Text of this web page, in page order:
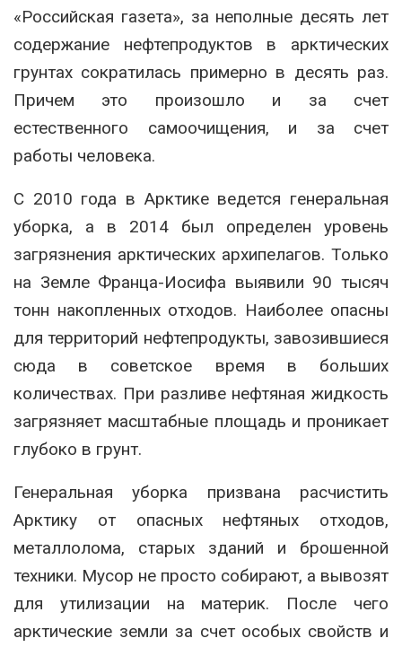
«Российская газета», за неполные десять лет
содержание нефтепродуктов в арктических
грунтах сократилась примерно в десять раз.
Причем это произошло и за счет
естественного самоочищения, и за счет
работы человека.
С 2010 года в Арктике ведется генеральная
уборка, а в 2014 был определен уровень
загрязнения арктических архипелагов. Только
на Земле Франца-Иосифа выявили 90 тысяч
тонн накопленных отходов. Наиболее опасны
для территорий нефтепродукты, завозившиеся
сюда в советское время в больших
количествах. При разливе нефтяная жидкость
загрязняет масштабные площадь и проникает
глубоко в грунт.
Генеральная уборка призвана расчистить
Арктику от опасных нефтяных отходов,
металлолома, старых зданий и брошенной
техники. Мусор не просто собирают, а вывозят
для утилизации на материк. После чего
арктические земли за счет особых свойств и